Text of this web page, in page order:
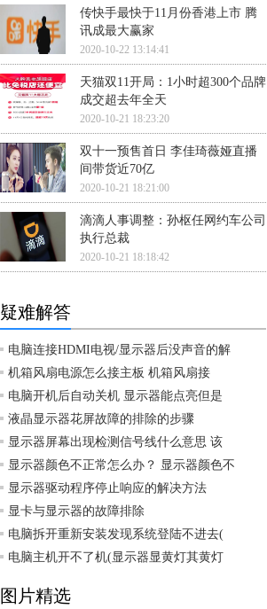
传快手最快于11月份香港上市 腾
讯成最大赢家
2020-10-22 13:14:41
天猫双11开局：1小时超300个品牌
成交超去年全天
2020-10-21 18:23:20
双十一预售首日 李佳琦薇娅直播
间带货近70亿
2020-10-21 18:21:00
滴滴人事调整：孙枢任网约车公司
执行总裁
2020-10-21 18:18:42
疑难解答
电脑连接HDMI电视/显示器后没声音的解
机箱风扇电源怎么接主板 机箱风扇接
电脑开机后自动关机 显示器能点亮但是
液晶显示器花屏故障的排除的步骤
显示器屏幕出现检测信号线什么意思 该
显示器颜色不正常怎么办？ 显示器颜色不
显示器驱动程序停止响应的解决方法
显卡与显示器的故障排除
电脑拆开重新安装发现系统登陆不进去(
电脑主机开不了机(显示器显黄灯其黄灯
图片精选